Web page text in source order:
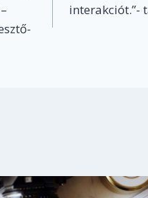
interakciót.”-